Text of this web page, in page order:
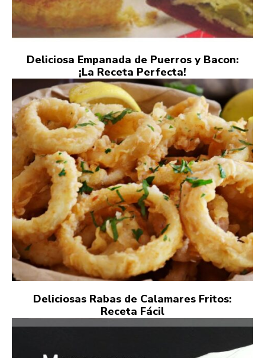
Deliciosa Empanada de Puerros y Bacon:
¡La Receta Perfecta!
Deliciosas Rabas de Calamares Fritos:
Receta Fácil